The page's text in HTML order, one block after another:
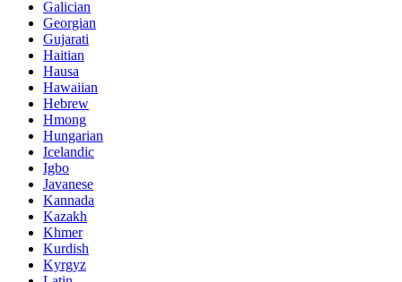
Galician
Georgian
Gujarati
Haitian
Hausa
Hawaiian
Hebrew
Hmong
Hungarian
Icelandic
Igbo
Javanese
Kannada
Kazakh
Khmer
Kurdish
Kyrgyz